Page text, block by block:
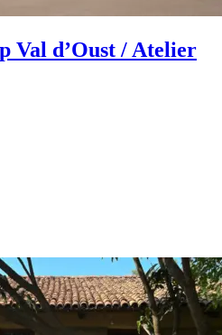
Val d’Oust / Atelier